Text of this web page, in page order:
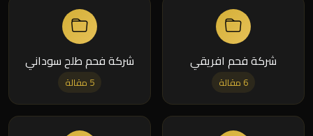
شركة فحم افريقي
6 مقالة
شركة فحم طلح سوداني
5 مقالة